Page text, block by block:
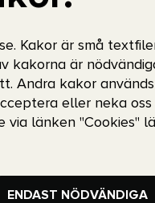
Kakor är små
kakorna är
Andra kakor
eller neka
länken "Cookies"
ENDAST NÖDVÄNDIGA